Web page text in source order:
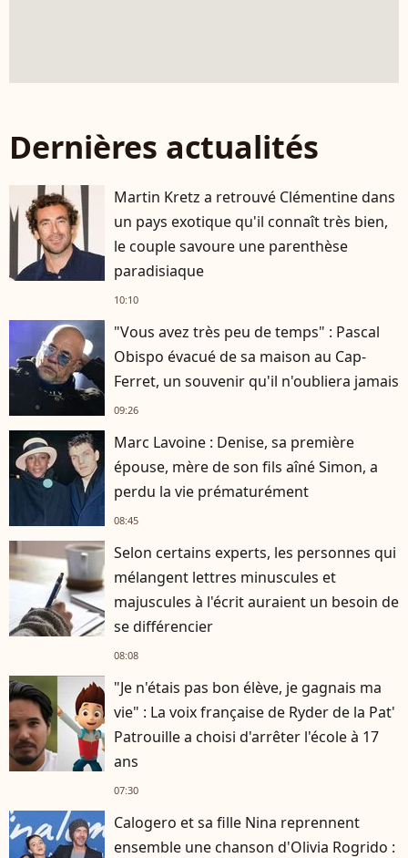
Dernières actualités
Martin Kretz a retrouvé Clémentine dans
un pays exotique qu'il connaît très bien,
le couple savoure une parenthèse
paradisiaque
10:10
"Vous avez très peu de temps" : Pascal
Obispo évacué de sa maison au Cap-
Ferret, un souvenir qu'il n'oubliera jamais
09:26
Marc Lavoine : Denise, sa première
épouse, mère de son fils aîné Simon, a
perdu la vie prématurément
08:45
Selon certains experts, les personnes qui
mélangent lettres minuscules et
majuscules à l'écrit auraient un besoin de
se différencier
08:08
"Je n'étais pas bon élève, je gagnais ma
vie" : La voix française de Ryder de la Pat'
Patrouille a choisi d'arrêter l'école à 17
ans
07:30
Calogero et sa fille Nina reprennent
ensemble une chanson d'Olivia Rogrido :